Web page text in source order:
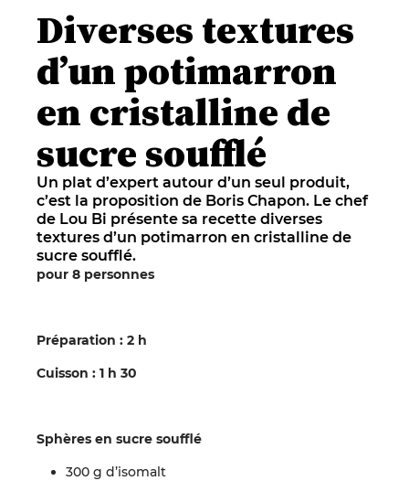
Diverses textures
d’un potimarron
en cristalline de
sucre soufflé
Un plat d’expert autour d’un seul produit,
c’est la proposition de Boris Chapon. Le chef
de Lou Bi présente sa recette diverses
textures d’un potimarron en cristalline de
sucre soufflé.
pour 8 personnes
Préparation : 2 h
Cuisson : 1 h 30
Sphères en sucre soufflé
300 g d’isomalt